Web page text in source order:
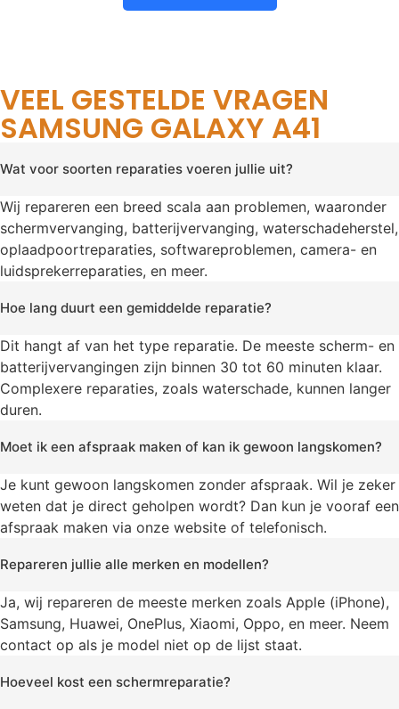
VEEL GESTELDE VRAGEN
SAMSUNG GALAXY A41
Wat voor soorten reparaties voeren jullie uit?
Wij repareren een breed scala aan problemen, waaronder
schermvervanging, batterijvervanging, waterschadeherstel,
oplaadpoortreparaties, softwareproblemen, camera- en
luidsprekerreparaties, en meer.
Hoe lang duurt een gemiddelde reparatie?
Dit hangt af van het type reparatie. De meeste scherm- en
batterijvervangingen zijn binnen 30 tot 60 minuten klaar.
Complexere reparaties, zoals waterschade, kunnen langer
duren.
Moet ik een afspraak maken of kan ik gewoon langskomen?
Je kunt gewoon langskomen zonder afspraak. Wil je zeker
weten dat je direct geholpen wordt? Dan kun je vooraf een
afspraak maken via onze website of telefonisch.
Repareren jullie alle merken en modellen?
Ja, wij repareren de meeste merken zoals Apple (iPhone),
Samsung, Huawei, OnePlus, Xiaomi, Oppo, en meer. Neem
contact op als je model niet op de lijst staat.
Hoeveel kost een schermreparatie?